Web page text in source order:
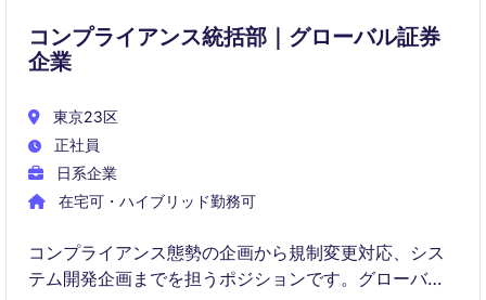
コンプライアンス統括部｜グローバル証券
企業
東京23区
正社員
日系企業
在宅可・ハイブリッド勤務可
コンプライアンス態勢の企画から規制変更対応、シス
テム開発企画までを担うポジションです。グローバル